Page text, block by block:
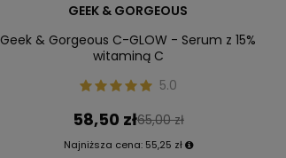
GEEK & GORGEOUS
Geek & Gorgeous C-GLOW - Serum z 15%
witaminą C
5.0
58,50 zł65,00 zł
Najniższa cena: 55,25 zł